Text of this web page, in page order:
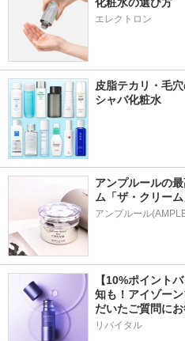
エレクトロン
皮脂テカリ・毛
シャバ化粧水
アンプルールの
ム「ザ・クリー
アンプルール
【10%ポイント
知も！アイゾー
だいたご質問にお
リバイタル